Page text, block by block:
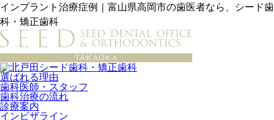
インプラント治療症例｜富山県高岡市の歯医者なら、シード歯
科・矯正歯科
選ばれる理由
歯科医師・スタッフ
歯科治療の流れ
診療案内
インビザライン